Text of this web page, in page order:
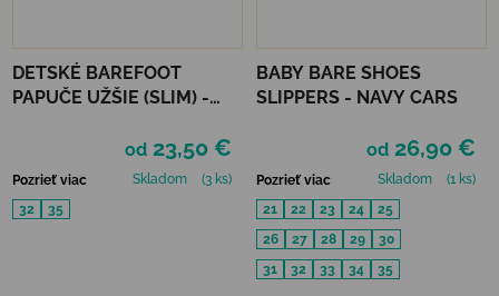
DETSKÉ BAREFOOT
PAPUČE UŽŠIE (SLIM) -
od 23,50 €
Pozrieť viac Skladom
(3 ks)
32
35
BABY BARE SHOES
SLIPPERS - NAVY CARS
od 26,90 €
Pozrieť viac Skladom
(1 ks)
21
22 23 24
25
26
27 28 29
30
31
32 33 34 35